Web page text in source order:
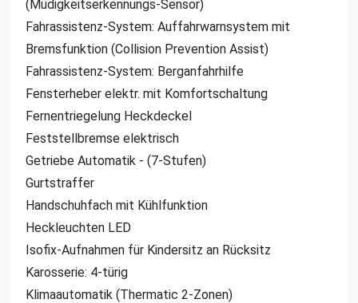
(Müdigkeitserkennungs-Sensor)
Fahrassistenz-System: Auffahrwarnsystem mit
Bremsfunktion (Collision Prevention Assist)
Fahrassistenz-System: Berganfahrhilfe
Fensterheber elektr. mit Komfortschaltung
Fernentriegelung Heckdeckel
Feststellbremse elektrisch
Getriebe Automatik - (7-Stufen)
Gurtstraffer
Handschuhfach mit Kühlfunktion
Heckleuchten LED
Isofix-Aufnahmen für Kindersitz an Rücksitz
Karosserie: 4-türig
Klimaautomatik (Thermatic 2-Zonen)